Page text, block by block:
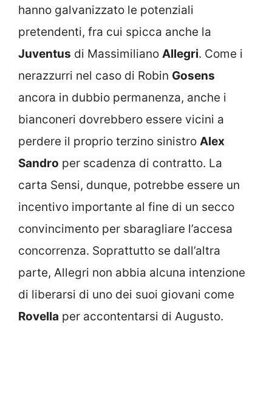
hanno galvanizzato le potenziali
pretendenti, fra cui spicca anche la
Juventus di Massimiliano Allegri. Come i
nerazzurri nel caso di Robin Gosens
ancora in dubbio permanenza, anche i
bianconeri dovrebbero essere vicini a
perdere il proprio terzino sinistro Alex
Sandro per scadenza di contratto. La
carta Sensi, dunque, potrebbe essere un
incentivo importante al fine di un secco
convincimento per sbaragliare l’accesa
concorrenza. Soprattutto se dall’altra
parte, Allegri non abbia alcuna intenzione
di liberarsi di uno dei suoi giovani come
Rovella per accontentarsi di Augusto.